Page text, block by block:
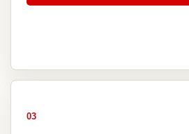
03